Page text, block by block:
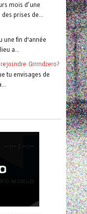
mois d’une
prises de...
une fin d'année
a...
Grrrndzero?
tu envisages de